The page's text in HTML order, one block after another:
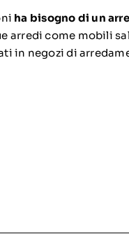
ha bisogno di un
arredi come mobili
in negozi di